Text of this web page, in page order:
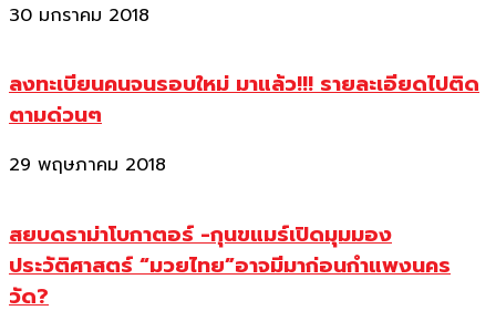
30 มกราคม 2018
ลงทะเบียนคนจนรอบใหม่ มาแล้ว!!! รายละเอียดไปติด
ตามด่วนๆ
29 พฤษภาคม 2018
สยบดราม่าโบกาตอร์ -กุนขแมร์เปิดมุมมอง
ประวัติศาสตร์ “มวยไทย”อาจมีมาก่อนกำแพงนคร
วัด?